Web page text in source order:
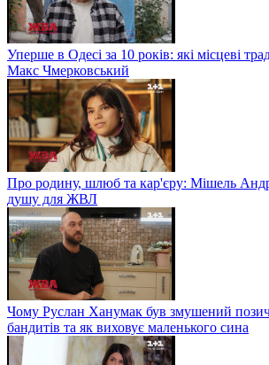
Уперше в Одесі за 10 років: які місцеві
Макс Чмерковський
Про родину, шлюб та кар'єру: Мішель
душу для ЖВЛ
Чому Руслан Ханумак був змушений
бандитів та як виховує маленького сина